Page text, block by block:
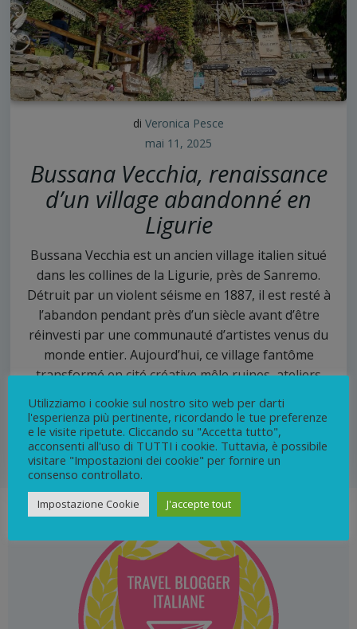
di Veronica Pesce
mai 11, 2025
Bussana Vecchia, renaissance
d’un village abandonné en
Ligurie
Bussana Vecchia est un ancien village italien situé
dans les collines de la Ligurie, près de Sanremo.
Détruit par un violent séisme en 1887, il est resté à
l’abandon pendant près d’un siècle avant d’être
réinvesti par une communauté d’artistes venus du
monde entier. Aujourd’hui, ce village fantôme
transformé en cité créative mêle ruines, ateliers
d’artisans et ambiance hors du temps, offrant une
visite unique sur la Riviera italienne.
0 continua
Utilizziamo i cookie sul nostro sito web per darti
l'esperienza più pertinente, ricordando le tue preferenze
e le visite ripetute. Cliccando su "Accetta tutto",
acconsenti all'uso di TUTTI i cookie. Tuttavia, è possibile
visitare "Impostazioni dei cookie" per fornire un
consenso controllato.
Impostazione Cookie J'accepte tout